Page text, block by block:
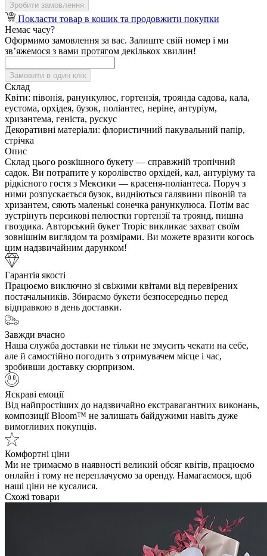
Зробити замовлення
Покласти товар в кошик та продовжити покупки
Немає часу?
Оформимо замовлення за вас. Залиште свій номер і ми
зв’яжемося з вами протягом декількох хвилин!
Замовити в один клік
Склад
Квіти: півонія, ранункулюс, гортензія, троянда садова, кала,
еустома, орхідея, бузок, поліантес, неріне, антуріум,
хризантема, геніста, рускус
Декоративні матеріали: флористичний пакувальний папір,
стрічка
Опис
Склад цього розкішного букету — справжній тропічний
садок. Ви потрапите у королівство орхідей, кал, антуріуму та
рідкісного гостя з Мексики — красеня-поліантеса. Поруч з
ними розпускається бузок, видніються галявини півоній та
хризантем, сяють маленькі сонечка ранункулюса. Потім вас
зустрінуть персикові пелюстки гортензії та троянд, пишна
гвоздика. Авторський букет Tropic викликає захват своїм
зовнішнім виглядом та розмірами. Ви можете вразити когось
цим надзвичайним дарунком!
Гарантія якості
Працюємо виключно зі свіжими квітами від перевірених
постачальників. Збираємо букети безпосередньо перед
відправкою в день доставки.
Завжди вчасно
Наша служба доставки не тільки не змусить чекати на себе,
але й самостійно погодить з отримувачем місце і час,
зробивши доставку сюрпризом.
Яскраві емоції
Від найпростіших до надзвичайно екстравагантних виконань,
композиції Bloom™ не залишать байдужими навіть дуже
вимогливих покупців.
Комфортні ціни
Ми не тримаємо в наявності великий обсяг квітів, працюємо
онлайн і тому не переплачуємо за оренду. Намагаємося, щоб
наші ціни не кусалися.
Схожі товари